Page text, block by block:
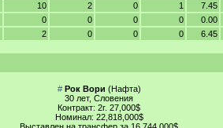
10 2 0 1 7.45
0 0 0 0 0.00
2 0 0 0 6.45
# Рок Вори (Нафта)
30 лет, Словения
Контракт: 2г. 27,000$
Номинал: 22,818,000$